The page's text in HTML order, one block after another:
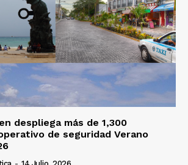
despliega más de 1,300
de seguridad Verano